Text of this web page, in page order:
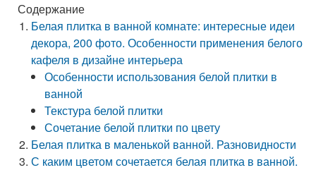
Содержание
Белая плитка в ванной комнате: интересные идеи
декора, 200 фото. Особенности применения белого
кафеля в дизайне интерьера
Особенности использования белой плитки в
ванной
Текстура белой плитки
Сочетание белой плитки по цвету
Белая плитка в маленькой ванной. Разновидности
С каким цветом сочетается белая плитка в ванной.